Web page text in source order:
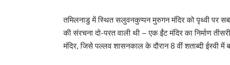
तमिलनाडु में स्थित सलुवनकुप्पन मुरुगन मंदिर को पृथ्वी पर
की संरचना दो-परत वाली थी – एक ईंट मंदिर का निर्माण
मंदिर, जिसे पल्लव शासनकाल के दौरान 8 वीं शताब्दी ईस्वी में